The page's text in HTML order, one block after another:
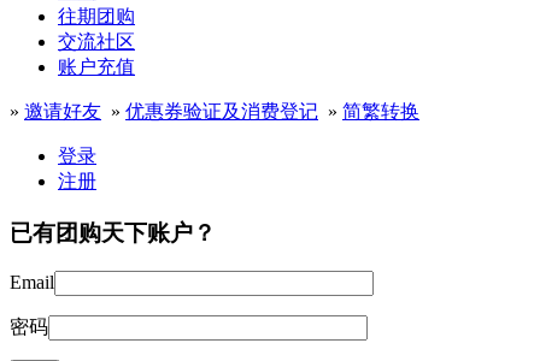
往期团购
交流社区
账户充值
» 邀请好友 » 优惠券验证及消费登记 » 简繁转换
登录
注册
已有团购天下账户？
Email
密码